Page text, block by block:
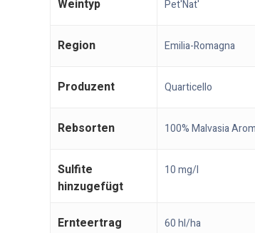
Weintyp Pet'Nat'
Region Emilia-Romagna
Produzent Quarticello
Rebsorten 100% Malvasia
Sulfite
hinzugefügt
10 mg/l
Ernteertrag 60 hl/ha